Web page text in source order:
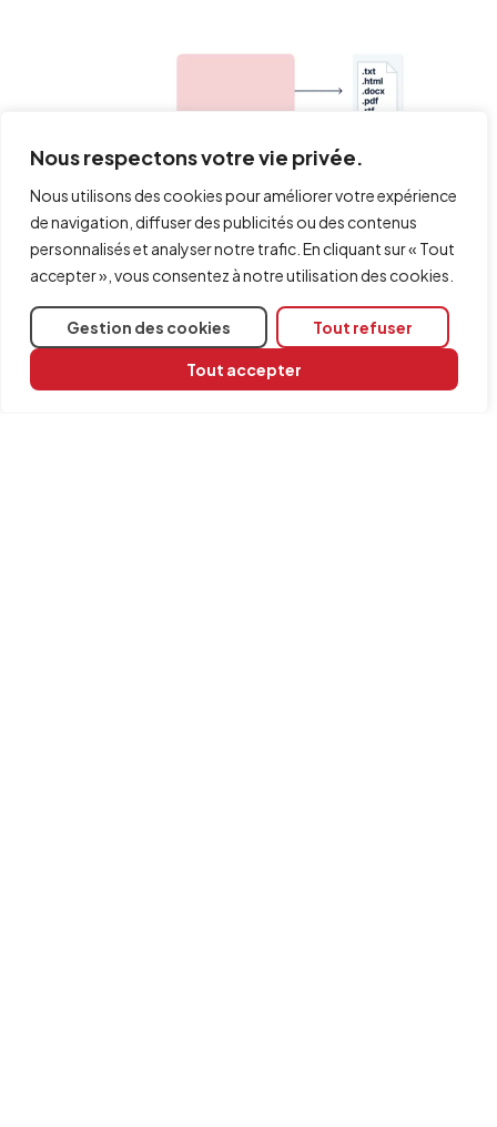
Nous respectons votre vie privée.
Nous utilisons des cookies pour améliorer votre expérience
de navigation, diffuser des publicités ou des contenus
personnalisés et analyser notre trafic. En cliquant sur « Tout
accepter », vous consentez à notre utilisation des cookies.
Gestion des cookies Tout refuser
Tout accepter